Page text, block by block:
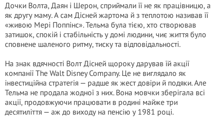
Дочки Волта, Даян і Шерон, сприймали її не як працівницю, а
як другу маму. А сам Дісней жартома й з теплотою називав її
«живою Мері Поппінс». Тельма була тією, хто створював
затишок, спокій і стабільність у домі людини, чиє життя було
сповнене шаленого ритму, тиску та відповідальності.
На знак вдячності Волт Дісней щороку дарував їй акції
компанії The Walt Disney Company. Це не виглядало як
інвестиційна стратегія — радше як жест довіри й подяки. Але
Тельма не продала жодної з них. Вона мовчки зберігала всі
акції, продовжуючи працювати в родині майже три
десятиліття — аж до виходу на пенсію у 1981 році.